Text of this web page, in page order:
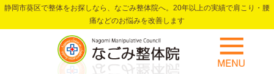
静岡市葵区で整体をお探しなら、なごみ整体院へ。20年以上の実績で肩こり・腰
痛などのお悩みを改善します